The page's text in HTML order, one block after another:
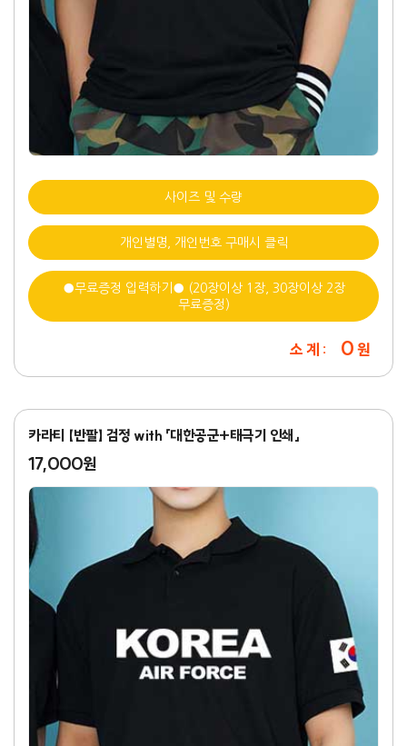
사이즈 및 수량
개인별명, 개인번호 구매시 클릭
●무료증정 입력하기● (20장이상 1장, 30장이상 2장
무료증정)
소 계 : 0원
카라티 【반팔】 검정 with 「대한공군+태극기 인쇄」
17,000원